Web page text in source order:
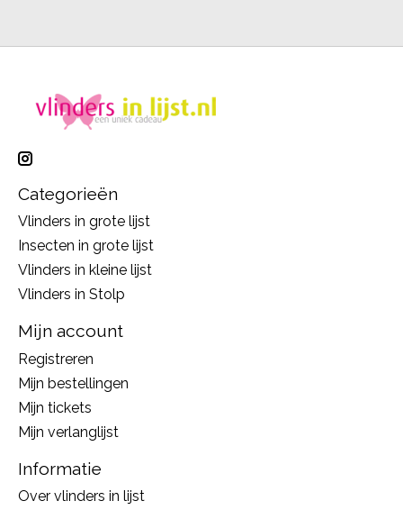
Categorieën
Vlinders in grote lijst
Insecten in grote lijst
Vlinders in kleine lijst
Vlinders in Stolp
Mijn account
Registreren
Mijn bestellingen
Mijn tickets
Mijn verlanglijst
Informatie
Over vlinders in lijst